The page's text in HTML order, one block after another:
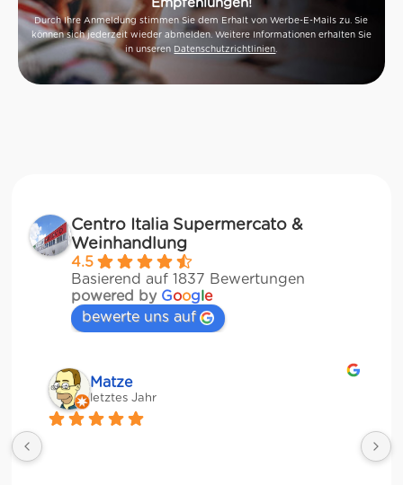
Durch Ihre Anmeldung stimmen Sie dem Erhalt von Werbe-E-Mails zu. Sie
können sich jederzeit wieder abmelden. Weitere Informationen erhalten Sie
in unseren Datenschutzrichtlinien
Centro Italia Supermercato &
Weinhandlung
4.5
Basierend auf 1837 Bewertungen
powered by Google
bewerte uns auf
Matze
letztes Jahr